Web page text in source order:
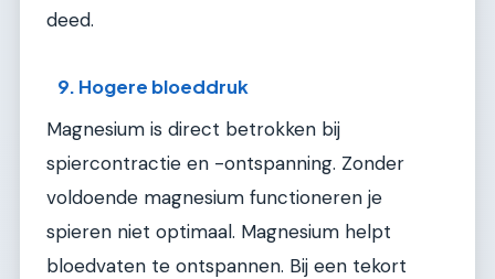
deed.
9. Hogere bloeddruk
Magnesium is direct betrokken bij
spiercontractie en -ontspanning. Zonder
voldoende magnesium functioneren je
spieren niet optimaal. Magnesium helpt
bloedvaten te ontspannen. Bij een tekort